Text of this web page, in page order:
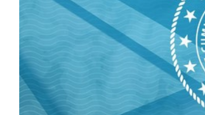
Giriş
Yap